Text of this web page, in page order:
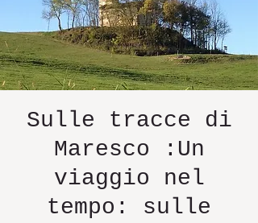
Sulle tracce di
Maresco :Un
viaggio nel
tempo: sulle